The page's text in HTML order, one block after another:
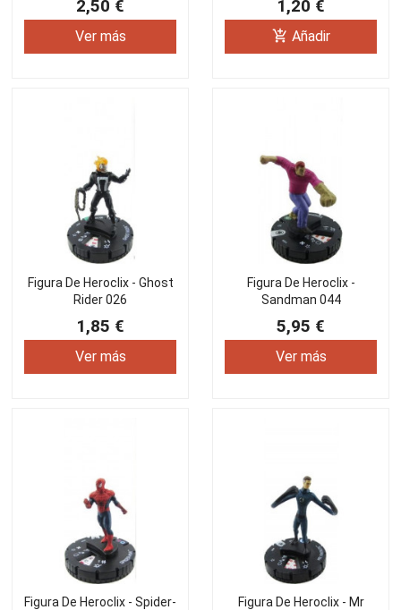
2,50 €
Ver más
1,20 €
add_shopping_cart Añadir
Figura De Heroclix - Ghost
Rider 026
1,85 €
Ver más
Figura De Heroclix -
Sandman 044
5,95 €
Ver más
Figura De Heroclix - Spider-
Figura De Heroclix - Mr